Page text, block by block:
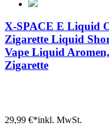
X-SPACE E Liquid
Zigarette Liquid
Vape Liquid
Zigarette
29,99 €*inkl. MwSt.